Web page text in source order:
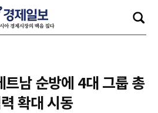
트남 순방에 4대 그룹 총
확대 시동